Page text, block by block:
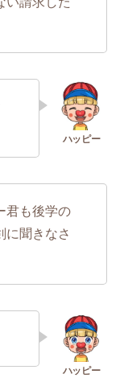
君も後学の
に聞きなさ